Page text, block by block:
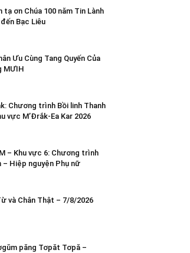
tạ ơn Chúa 100 năm Tin Lành
Bạc Liêu
Ưu Cùng Tang Quyến Của
MƯIH
Chương trình Bồi linh Thanh
vực M’Đrắk-Ea Kar 2026
– Khu vực 6: Chương trình
– Hiệp nguyện Phụ nữ
và Chân Thật – 7/8/2026
păng Tơpăt Tơpă –